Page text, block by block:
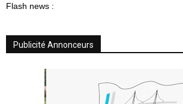
Flash news :
Publicité Annonceurs